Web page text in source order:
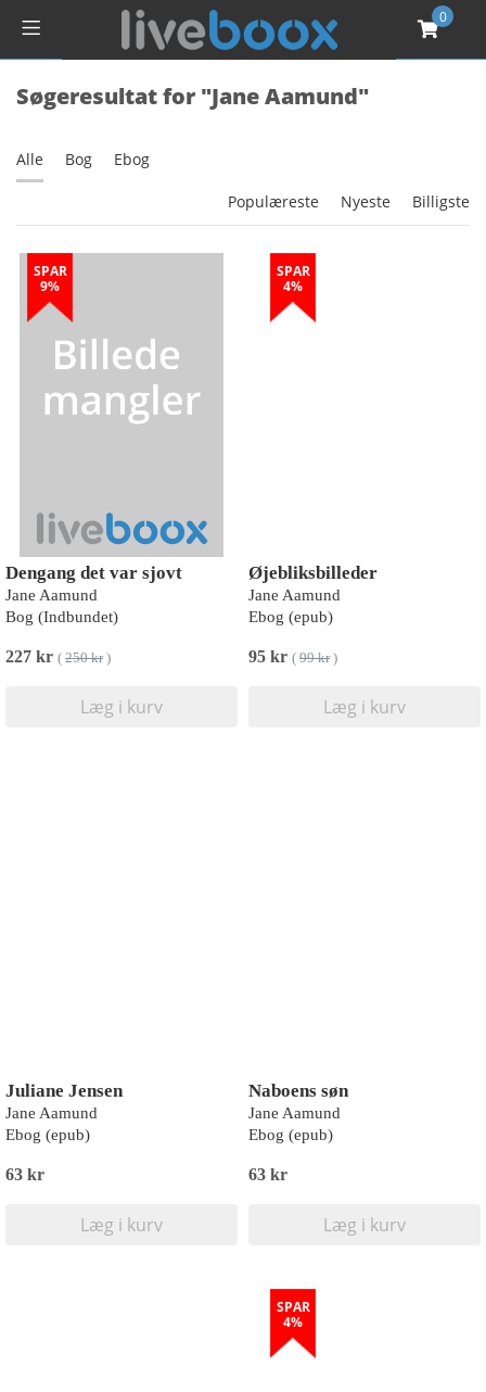
0
Søgeresultat for "Jane Aamund"
Alle Bog Ebog
Populæreste Nyeste Billigste
SPAR
9%
Dengang det var sjovt
Jane Aamund
Bog (Indbundet)
227 kr ( 250 kr)
Læg i kurv
SPAR
4%
Øjebliksbilleder
Jane Aamund
Ebog (epub)
95 kr ( 99 kr)
Læg i kurv
Juliane Jensen
Jane Aamund
Ebog (epub)
63 kr
Læg i kurv
Naboens søn
Jane Aamund
Ebog (epub)
63 kr
Læg i kurv
SPAR
4%